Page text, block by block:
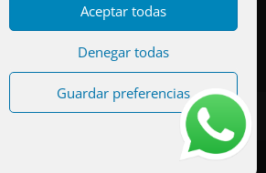
Aceptar todas
Denegar todas
Guardar preferencias